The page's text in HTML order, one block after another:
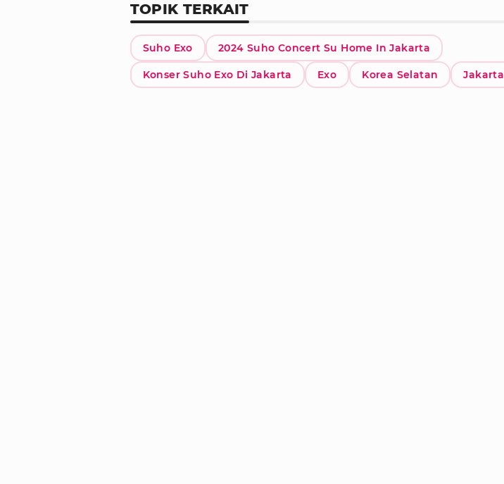
TOPIK TERKAIT
Suho Exo 2024 Suho Concert Su Home In Jakarta
Konser Suho Exo Di Jakarta Exo Korea Selatan Jakarta